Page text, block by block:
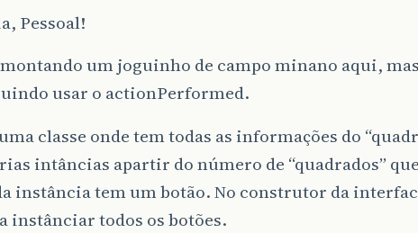
Pessoal!
um joguinho de campo minano aqui,
usar o actionPerformed.
classe onde tem todas as informações do
intâncias apartir do número de “quadrados”
instância tem um botão. No construtor da
instânciar todos os botões.